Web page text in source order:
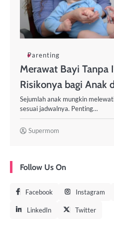
Parenting
Merawat Bayi Tanpa
Risikonya bagi Anak
Sejumlah anak mungkin
sesuai jadwalnya. Penting…
Supermom
Follow Us On
Facebook Instagram
LinkedIn Twitter